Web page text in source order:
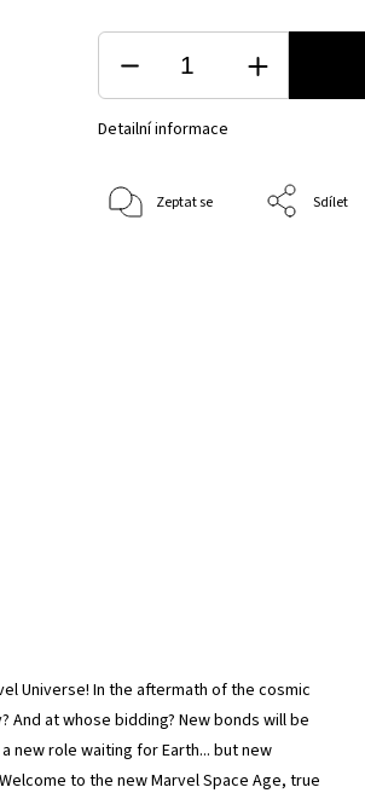
Detailní informace
Zeptat se Sdílet
Universe! In the aftermath of the cosmic
at whose bidding? New bonds will be
new role waiting for Earth... but new
to the new Marvel Space Age, true